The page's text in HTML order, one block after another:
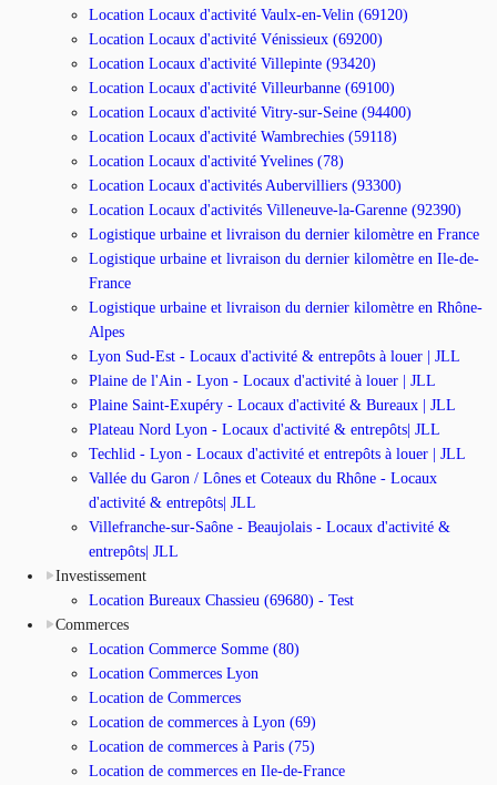
Location Locaux d'activité Vaulx-en-Velin (69120)
Location Locaux d'activité Vénissieux (69200)
Location Locaux d'activité Villepinte (93420)
Location Locaux d'activité Villeurbanne (69100)
Location Locaux d'activité Vitry-sur-Seine (94400)
Location Locaux d'activité Wambrechies (59118)
Location Locaux d'activité Yvelines (78)
Location Locaux d'activités Aubervilliers (93300)
Location Locaux d'activités Villeneuve-la-Garenne (92390)
Logistique urbaine et livraison du dernier kilomètre en France
Logistique urbaine et livraison du dernier kilomètre en Ile-de-
France
Logistique urbaine et livraison du dernier kilomètre en Rhône-
Alpes
Lyon Sud-Est - Locaux d'activité & entrepôts à louer | JLL
Plaine de l'Ain - Lyon - Locaux d'activité à louer | JLL
Plaine Saint-Exupéry - Locaux d'activité & Bureaux | JLL
Plateau Nord Lyon - Locaux d'activité & entrepôts| JLL
Techlid - Lyon - Locaux d'activité et entrepôts à louer | JLL
Vallée du Garon / Lônes et Coteaux du Rhône - Locaux
d'activité & entrepôts| JLL
Villefranche-sur-Saône - Beaujolais - Locaux d'activité &
entrepôts| JLL
Investissement
Location Bureaux Chassieu (69680) - Test
Commerces
Location Commerce Somme (80)
Location Commerces Lyon
Location de Commerces
Location de commerces à Lyon (69)
Location de commerces à Paris (75)
Location de commerces en Ile-de-France